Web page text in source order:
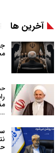
آخرین ها
…